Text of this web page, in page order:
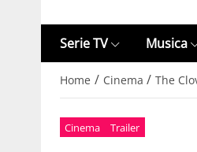
Serie TV Musica
Home / Cinema / The
Cinema Trailer